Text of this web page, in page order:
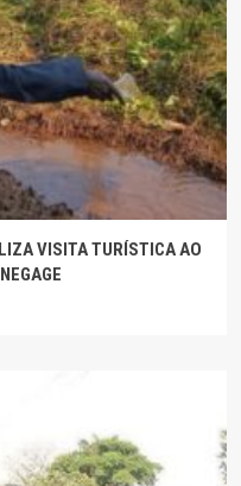
VISITA TURÍSTICA AO